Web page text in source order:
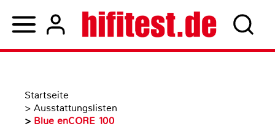
Startseite
> Ausstattungslisten
> Blue enCORE 100